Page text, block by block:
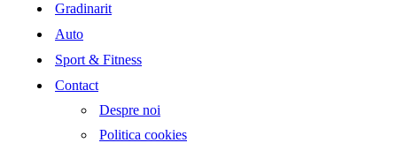
Gradinarit
Auto
Sport & Fitness
Contact
Despre noi
Politica cookies